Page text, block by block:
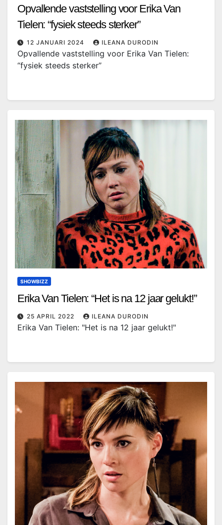
Opvallende vaststelling voor Erika Van
Tielen: “fysiek steeds sterker”
12 JANUARI 2024 ILEANA DURODIN
Opvallende vaststelling voor Erika Van Tielen:
“fysiek steeds sterker”
SHOWBIZZ
Erika Van Tielen: “Het is na 12 jaar gelukt!”
25 APRIL 2022 ILEANA DURODIN
Erika Van Tielen: "Het is na 12 jaar gelukt!"